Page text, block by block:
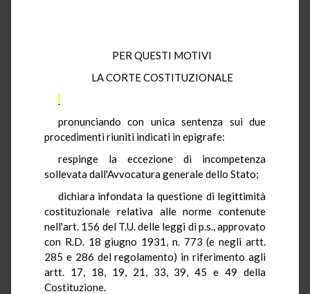
PER QUESTI MOTIVI
LA CORTE COSTITUZIONALE
pronunciando con unica sentenza sui due
procedimenti riuniti indicati in epigrafe:
respinge la eccezione di incompetenza
sollevata dall'Avvocatura generale dello Stato;
dichiara infondata la questione di legittimità
costituzionale relativa alle norme contenute
nell'art. 156 del T.U. delle leggi di p.s., approvato
con R.D. 18 giugno 1931, n. 773 (e negli artt.
285 e 286 del regolamento) in riferimento agli
artt. 17, 18, 19, 21, 33, 39, 45 e 49 della
Costituzione.